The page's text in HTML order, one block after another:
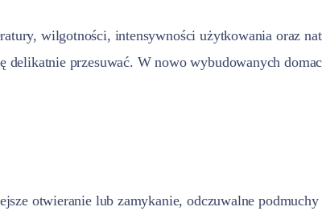
wilgotności, intensywności użytkowania oraz
delikatnie przesuwać. W nowo wybudowanych
otwieranie lub zamykanie, odczuwalne